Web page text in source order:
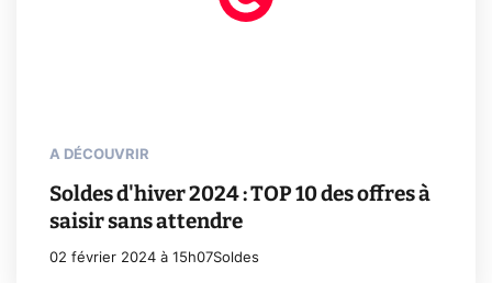
A DÉCOUVRIR
Soldes d'hiver 2024 : TOP 10 des offres à
saisir sans attendre
02 février 2024 à 15h07Soldes